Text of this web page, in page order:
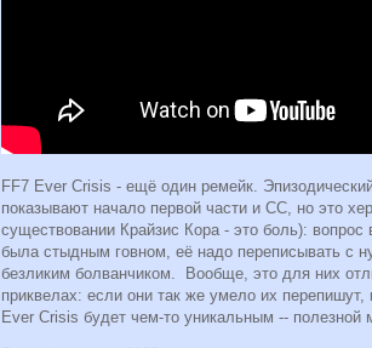
FF7 Ever Crisis - ещё один ремейк.
показывают начало первой части и СС, но это
существовании Крайзис Кора - это боль):
была стыдным говном, её надо переписывать с
безликим болванчиком. Вообще, это для них
приквелах: если они так же умело их
Ever Crisis будет чем-то уникальным -- полезной